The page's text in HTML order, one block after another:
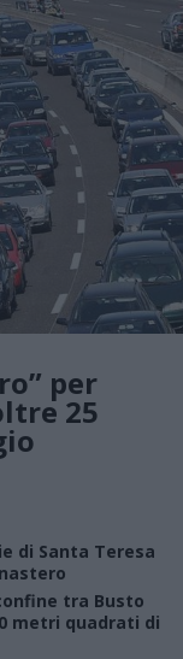
per
25
di Santa Teresa
tra Busto
metri quadrati di